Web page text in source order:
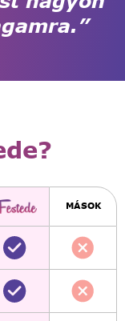
MÁSOK